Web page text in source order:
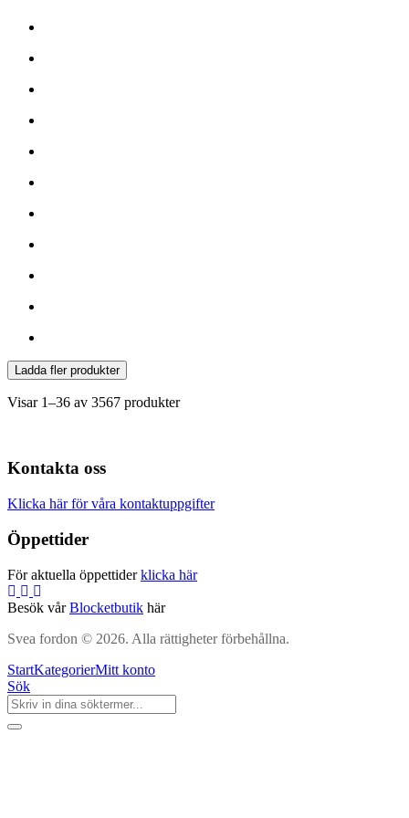
Ladda fler produkter
Visar 1–36 av 3567 produkter
Kontakta oss
Klicka här för våra kontaktuppgifter
Öppettider
För aktuella öppettiderklicka här
Besök vårBlocketbutik här
Svea fordon © 2026. Alla rättigheter förbehållna.
StartKategorierMitt konto
Sök